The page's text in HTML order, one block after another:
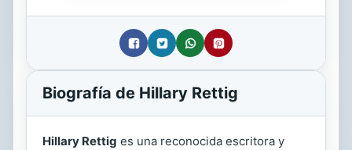
Biografía de Hillary Rettig
Hillary Rettig es una reconocida escritora y